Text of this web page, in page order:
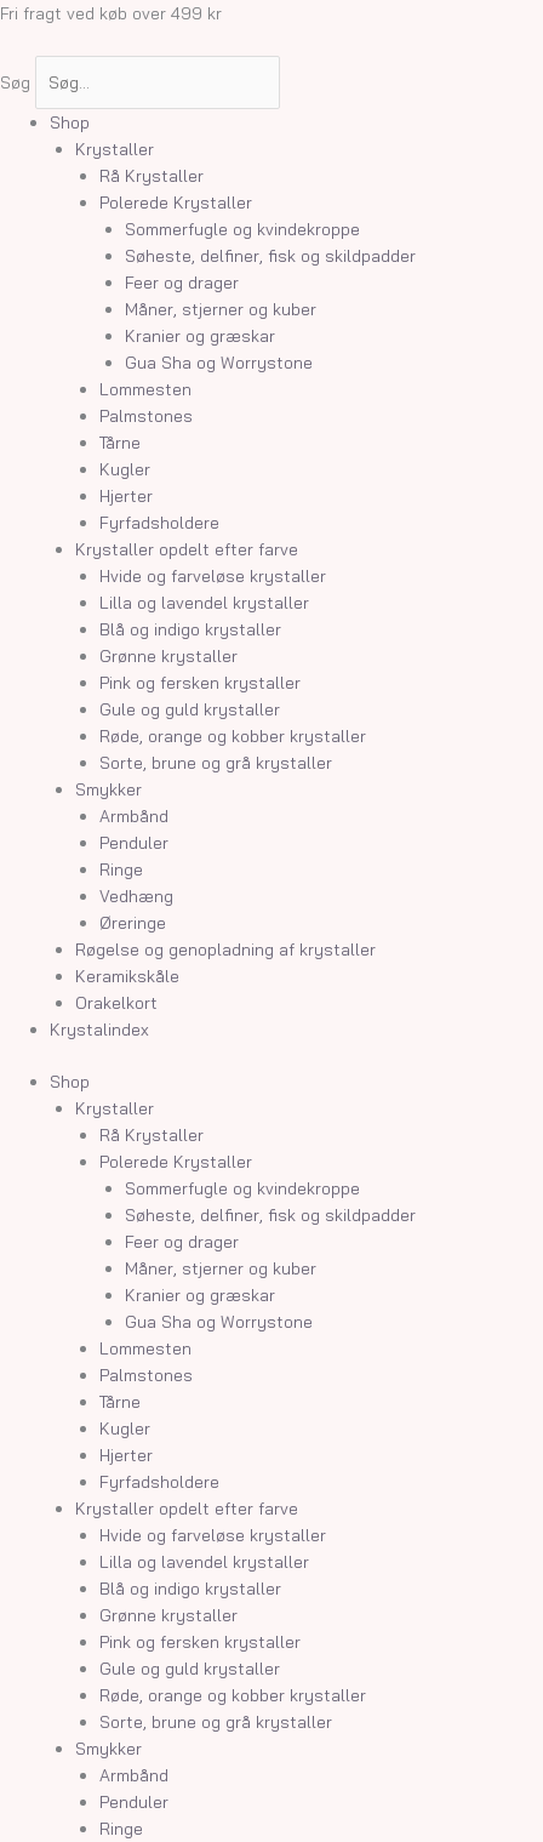
Gå
Fri fragt ved køb over 499 kr
Søg
Shop
Krystaller
Rå Krystaller
Polerede Krystaller
Sommerfugle og kvindekroppe
Søheste, delfiner, fisk og skildpadder
Feer og drager
Måner, stjerner og kuber
Kranier og græskar
Gua Sha og Worrystone
Lommesten
Palmstones
Tårne
Kugler
Hjerter
Fyrfadsholdere
Krystaller opdelt efter farve
Hvide og farveløse krystaller
Lilla og lavendel krystaller
Blå og indigo krystaller
Grønne krystaller
Pink og fersken krystaller
Gule og guld krystaller
Røde, orange og kobber krystaller
Sorte, brune og grå krystaller
Smykker
Armbånd
Penduler
Ringe
Vedhæng
Øreringe
Røgelse og genopladning af krystaller
Keramikskåle
Orakelkort
Krystalindex
Shop
Krystaller
Rå Krystaller
Polerede Krystaller
Sommerfugle og kvindekroppe
Søheste, delfiner, fisk og skildpadder
Feer og drager
Måner, stjerner og kuber
Kranier og græskar
Gua Sha og Worrystone
Lommesten
Palmstones
Tårne
Kugler
Hjerter
Fyrfadsholdere
Krystaller opdelt efter farve
Hvide og farveløse krystaller
Lilla og lavendel krystaller
Blå og indigo krystaller
Grønne krystaller
Pink og fersken krystaller
Gule og guld krystaller
Røde, orange og kobber krystaller
Sorte, brune og grå krystaller
Smykker
Armbånd
Penduler
Ringe
Prisinterval:
Bjergkrystal